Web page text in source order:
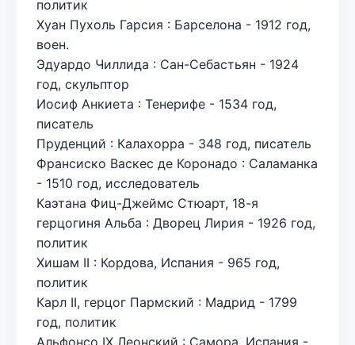
политик
Хуан Пухоль Гарсия : Барселона - 1912 год,
воен.
Эдуардо Чиллида : Сан-Себастьян - 1924
год, скульптор
Иосиф Анкиета : Тенерифе - 1534 год,
писатель
Пруденций : Калахорра - 348 год, писатель
Франсиско Васкес де Коронадо : Саламанка
- 1510 год, исследователь
Каэтана Фиц-Джеймс Стюарт, 18-я
герцогиня Альба : Дворец Лирия - 1926 год,
политик
Хишам II : Кордова, Испания - 965 год,
политик
Карл II, герцог Пармский : Мадрид - 1799
год, политик
Альфонсо IX Леонский : Самора, Испания -